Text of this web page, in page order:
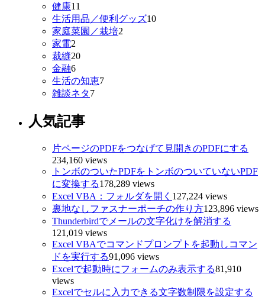
健康11
生活用品／便利グッズ10
家庭菜園／栽培2
家電2
裁縫20
金融6
生活の知恵7
雑談ネタ7
人気記事
片ページのPDFをつなげて見開きのPDFにする
234,160 views
トンボのついたPDFをトンボのついていないPDF
に変換する178,289 views
Excel VBA：フォルダを開く 127,224 views
裏地なしファスナーポーチの作り方123,896 views
Thunderbirdでメールの文字化けを解消する
121,019 views
Excel VBAでコマンドプロンプトを起動しコマン
ドを実行する91,096 views
Excelで起動時にフォームのみ表示する81,910
views
Excelでセルに入力できる文字数制限を設定する